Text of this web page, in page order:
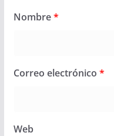
Nombre*
Correo electrónico *
Web